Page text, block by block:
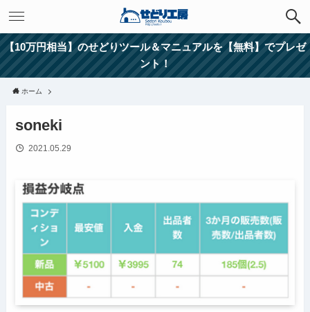
【10万円相当】のせどりツール＆マニュアルを【無料】でプレゼ
ント！
ホーム
soneki
2021.05.29